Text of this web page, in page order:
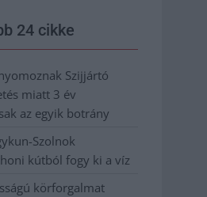
24 cikke
Szijjártó
miatt 3 év
az egyik botrány
Szolnok
kútból fogy ki a víz
körforgalmat